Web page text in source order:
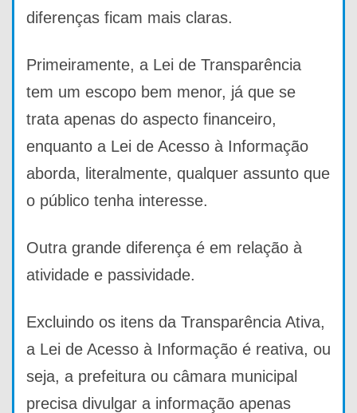
diferenças ficam mais claras.
Primeiramente, a Lei de Transparência
tem um escopo bem menor, já que se
trata apenas do aspecto financeiro,
enquanto a Lei de Acesso à Informação
aborda, literalmente, qualquer assunto que
o público tenha interesse.
Outra grande diferença é em relação à
atividade e passividade.
Excluindo os itens da Transparência Ativa,
a Lei de Acesso à Informação é reativa, ou
seja, a prefeitura ou câmara municipal
precisa divulgar a informação apenas